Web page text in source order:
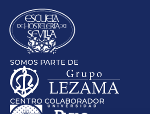
SOMOS PARTE DE
CENTRO COLABORADOR